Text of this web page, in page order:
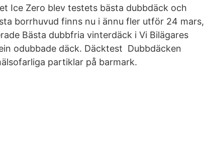
Ice Zero blev testets bästa dubbdäck och
borrhuvud finns nu i ännu fler utför 24 mars,
Bästa dubbfria vinterdäck i Vi Bilägares
odubbade däck. Däcktest Dubbdäcken
partiklar på barmark.